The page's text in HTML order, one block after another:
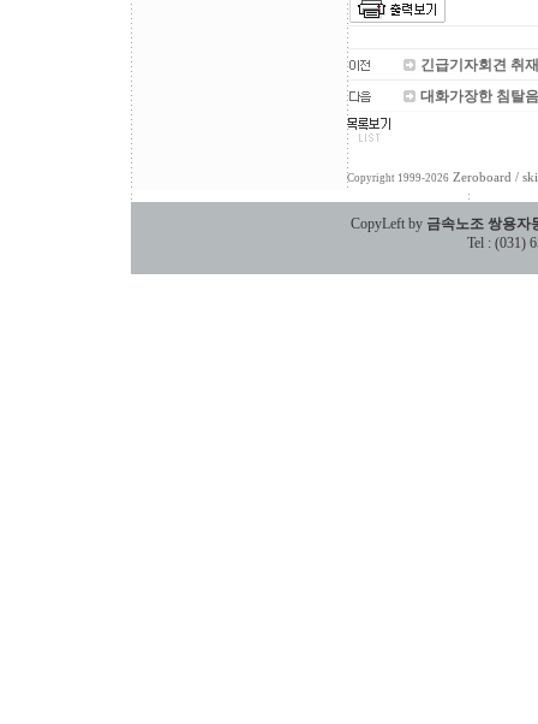
긴급기자회견 취
대화가장한 침탈
Copyright 1999-2026 Zeroboard /
CopyLeft by 금속노조 쌍용자
Tel : (031)